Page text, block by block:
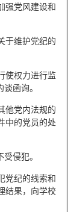
强党风建设和
于维护党纪的
使权力进行监
函询。
他党内法规的
中的党员的处
侵犯。
党纪的线索和
结果，向学校